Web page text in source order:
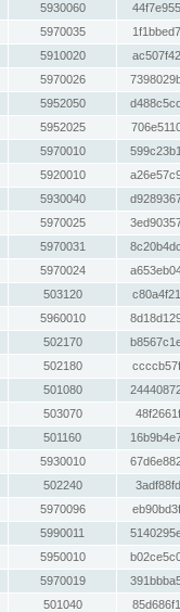
5930060
5970035
5910020
5970026
5952050
5952025
5970010
5920010
5930040
5970025
5970031
5970024
503120
5960010
502170
502180
501080
503070
501160
5930010
502240
5970096
5990011
5950010
5970019
501040